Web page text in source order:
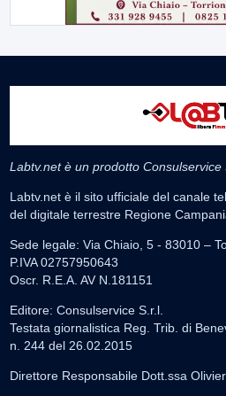
Labtv.net è un prodotto Consulservice
Labtv.net è il sito ufficiale del canale
del digitale terrestre Regione
Sede legale: Via Chiaio, 5 - 83010 –
P.IVA 02757950643
Oscr. R.E.A. AV N.181151
Editore: Consulservice S.r.l.
Testata giornalistica Reg. Trib. di
n. 244 del 26.02.2015
Direttore Responsabile Dott.ssa